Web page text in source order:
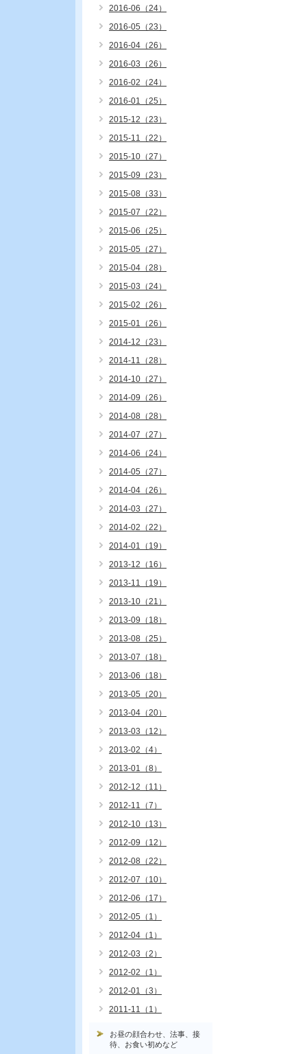
2016-06（24）
2016-05（23）
2016-04（26）
2016-03（26）
2016-02（24）
2016-01（25）
2015-12（23）
2015-11（22）
2015-10（27）
2015-09（23）
2015-08（33）
2015-07（22）
2015-06（25）
2015-05（27）
2015-04（28）
2015-03（24）
2015-02（26）
2015-01（26）
2014-12（23）
2014-11（28）
2014-10（27）
2014-09（26）
2014-08（28）
2014-07（27）
2014-06（24）
2014-05（27）
2014-04（26）
2014-03（27）
2014-02（22）
2014-01（19）
2013-12（16）
2013-11（19）
2013-10（21）
2013-09（18）
2013-08（25）
2013-07（18）
2013-06（18）
2013-05（20）
2013-04（20）
2013-03（12）
2013-02（4）
2013-01（8）
2012-12（11）
2012-11（7）
2012-10（13）
2012-09（12）
2012-08（22）
2012-07（10）
2012-06（17）
2012-05（1）
2012-04（1）
2012-03（2）
2012-02（1）
2012-01（3）
2011-11（1）
お昼の顔合わせ、法事、接
待、お食い初めなど